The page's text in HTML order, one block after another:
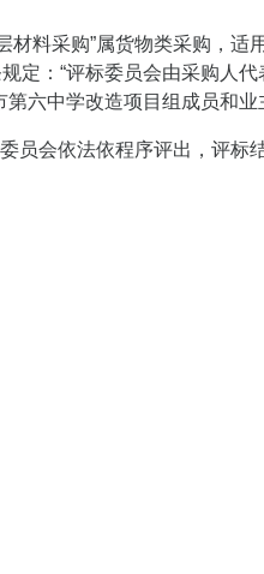
料采购”属货物类采购，适
定：“评标委员会由采购人
六中学改造项目组成员和业
员会依法依程序评出，评标